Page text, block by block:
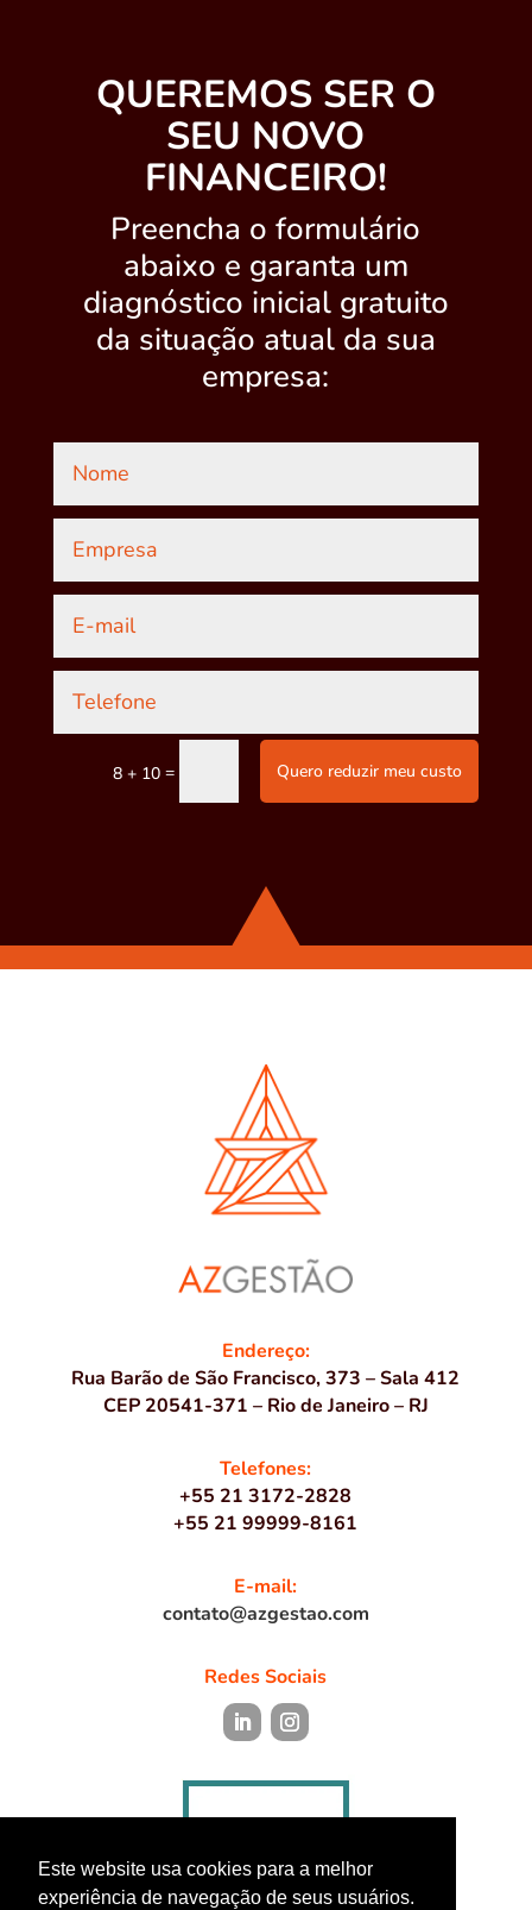
Este website usa cookies para a melhor
experiência de navegação de seus usuários.
QUEREMOS SER O
SEU NOVO
FINANCEIRO!
Preencha o formulário
abaixo e garanta um
diagnóstico inicial gratuito
da situação atual da sua
empresa:
8 + 10 = Quero reduzir meu custo
Endereço:
Rua Barão de São Francisco, 373 – Sala 412
CEP 20541-371 – Rio de Janeiro – RJ
Telefones:
+55 21 3172-2828
+55 21 99999-8161
E-mail:
contato@azgestao.com
Redes Sociais